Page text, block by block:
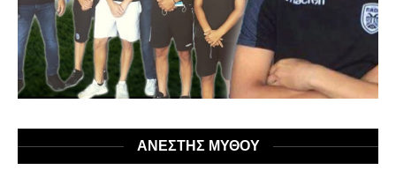
ΑΝΕΣΤΗΣ ΜΥΘΟΥ